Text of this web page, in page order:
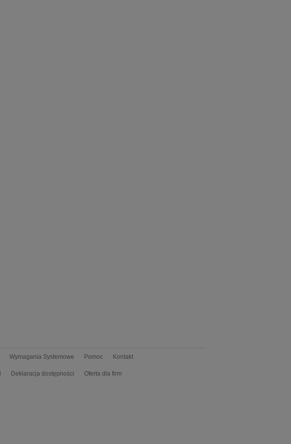
Wymagania Systemowe Pomoc Kontakt
Deklaracja dostępności Oferta dla firm